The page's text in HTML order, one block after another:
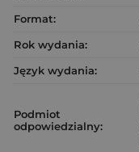
Format:
Rok wydania:
Język wydania:
Podmiot
odpowiedzialny: